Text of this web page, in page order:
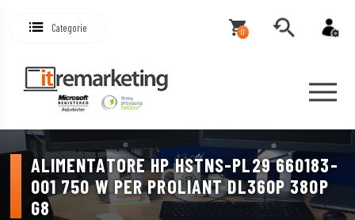
Categorie 0
ALIMENTATORE HP HSTNS-PL29 660183-
001 750 W PER PROLIANT DL360P 380P
G8